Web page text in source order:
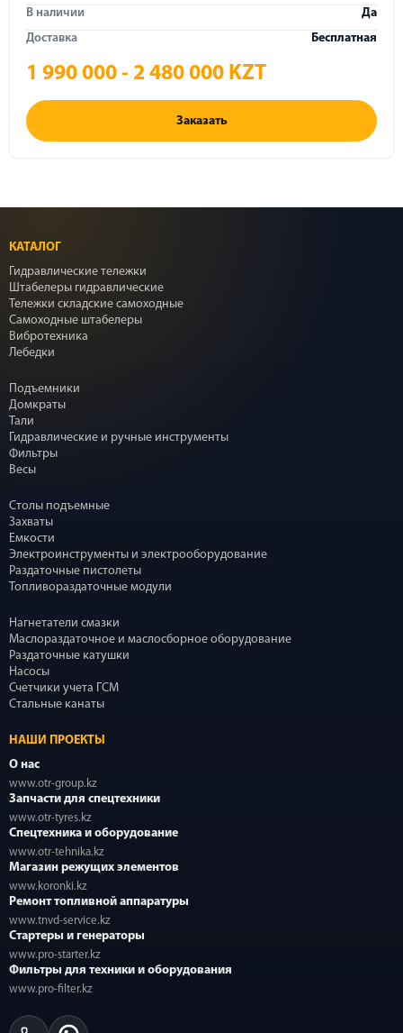
В наличии
Да
Доставка
Бесплатная
1 990 000 - 2 480 000 KZT
Заказать
КАТАЛОГ
Гидравлические тележки
Штабелеры гидравлические
Тележки складские самоходные
Самоходные штабелеры
Вибротехника
Лебедки
Подъемники
Домкраты
Тали
Гидравлические и ручные инструменты
Фильтры
Весы
Столы подъемные
Захваты
Емкости
Электроинструменты и электрооборудование
Раздаточные пистолеты
Топливораздаточные модули
Нагнетатели смазки
Маслораздаточное и маслосборное оборудование
Раздаточные катушки
Насосы
Счетчики учета ГСМ
Стальные канаты
НАШИ ПРОЕКТЫ
О нас
www.otr-group.kz
Запчасти для спецтехники
www.otr-tyres.kz
Спецтехника и оборудование
www.otr-tehnika.kz
Магазин режущих элементов
www.koronki.kz
Ремонт топливной аппаратуры
www.tnvd-service.kz
Стартеры и генераторы
www.pro-starter.kz
Фильтры для техники и оборудования
www.pro-filter.kz